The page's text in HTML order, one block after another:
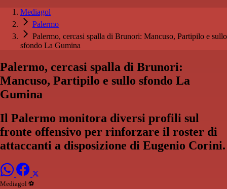
Mediagol
Palermo
Palermo, cercasi spalla di Brunori: Mancuso, Partipilo e sullo
sfondo La Gumina
Palermo, cercasi spalla di Brunori:
Mancuso, Partipilo e sullo sfondo La
Gumina
Il Palermo monitora diversi profili sul
fronte offensivo per rinforzare il roster di
attaccanti a disposizione di Eugenio Corini.
Mediagol ⚽️️